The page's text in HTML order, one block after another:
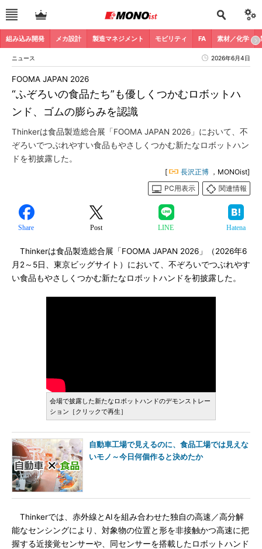
組み込み開発 メカ設計 製造マネジメント モビリティ FA 素材／化学
ニュース 2026年6月4日
“ふぞろいの食品たち”も優しくつかむロボットハ
ンド、ゴムの膨らみを認識
FOOMA JAPAN 2026
Thinkerは食品製造総合展「FOOMA JAPAN 2026」において、不
ぞろいでつぶれやすい食品もやさしくつかむ新たなロボットハン
ドを初披露した。
[ 長沢正博 ，MONOist]
PC用表示
関連情報
Share Post LINE Hatena
Thinkerは食品製造総合展「FOOMA JAPAN 2026」（2026年6
月2～5日、東京ビッグサイト）において、不ぞろいでつぶれやす
い食品もやさしくつかむ新たなロボットハンドを初披露した。
会場で披露した新たなロボットハンドのデモンストレー
ション［クリックで再生］
自動車工場で見えるのに、食品工場では見えな
いモノ～今日何個作ると決めたか
Thinkerでは、赤外線とAIを組み合わせた独自の高速／高分解
能なセンシングにより、対象物の位置と形を非接触かつ高速に把
握する近接覚センサーや、同センサーを搭載したロボットハンド